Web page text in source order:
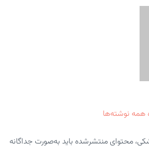
نوشته‌ها
محتوای منتشرشده باید به‌صورت جداگانه